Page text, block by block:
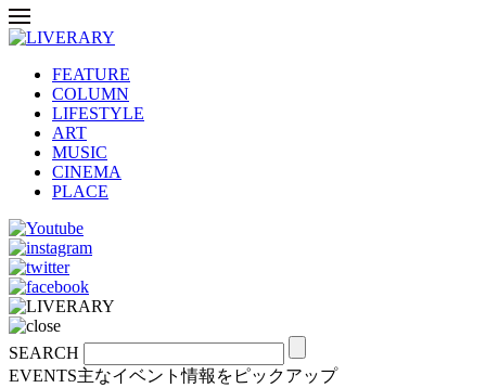
FEATURE
COLUMN
LIFESTYLE
ART
MUSIC
CINEMA
PLACE
SEARCH
EVENTS主なイベント情報をピックアップ